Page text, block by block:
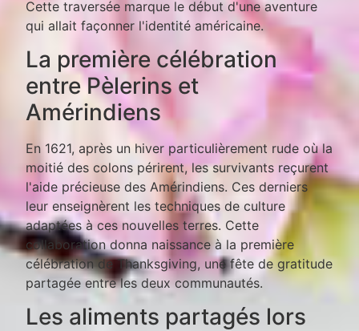
Cette traversée marque le début d'une aventure
qui allait façonner l'identité américaine.
La première célébration
entre Pèlerins et
Amérindiens
En 1621, après un hiver particulièrement rude où la
moitié des colons périrent, les survivants reçurent
l'aide précieuse des Amérindiens. Ces derniers
leur enseignèrent les techniques de culture
adaptées à ces nouvelles terres. Cette
collaboration donna naissance à la première
célébration de Thanksgiving, une fête de gratitude
partagée entre les deux communautés.
Les aliments partagés lors